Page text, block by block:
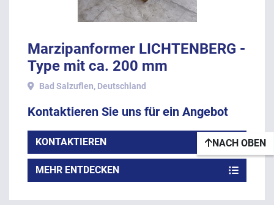
Marzipanformer LICHTENBERG -
Type mit ca. 200 mm
Arbeitsbreite.
Bad Salzuflen, Deutschland
Kontaktieren Sie uns für ein Angebot
KONTAKTIEREN
MEHR ENTDECKEN
NACH OBEN